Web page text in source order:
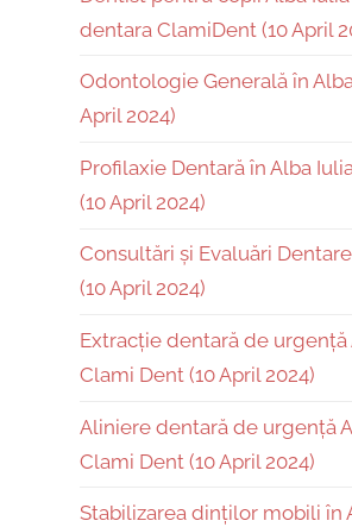
dentara ClamiDent (10 April
Odontologie Generală în
April 2024)
Profilaxie Dentară în Alba
(10 April 2024)
Consultări și Evaluări
(10 April 2024)
Extracție dentară de urgență
Clami Dent (10 April 2024)
Aliniere dentară de urgență
Clami Dent (10 April 2024)
Stabilizarea dinților mobili în